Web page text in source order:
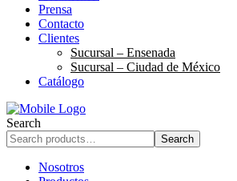
Prensa
Contacto
Clientes
Sucursal – Ensenada
Sucursal – Ciudad de México
Catálogo
Search
Search
Nosotros